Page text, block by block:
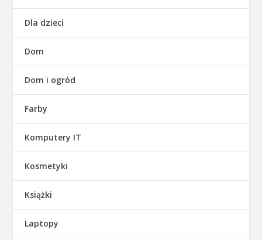
Dla dzieci
Dom
Dom i ogród
Farby
Komputery IT
Kosmetyki
Książki
Laptopy